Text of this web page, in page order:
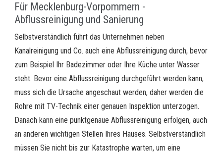
Für Mecklenburg-Vorpommern -
Abflussreinigung und Sanierung
Selbstverständlich führt das Unternehmen neben
Kanalreinigung und Co. auch eine Abflussreinigung durch, bevor
zum Beispiel Ihr Badezimmer oder Ihre Küche unter Wasser
steht. Bevor eine Abflussreinigung durchgeführt werden kann,
muss sich die Ursache angeschaut werden, daher werden die
Rohre mit TV-Technik einer genauen Inspektion unterzogen.
Danach kann eine punktgenaue Abflussreinigung erfolgen, auch
an anderen wichtigen Stellen Ihres Hauses. Selbstverständlich
müssen Sie nicht bis zur Katastrophe warten, um eine